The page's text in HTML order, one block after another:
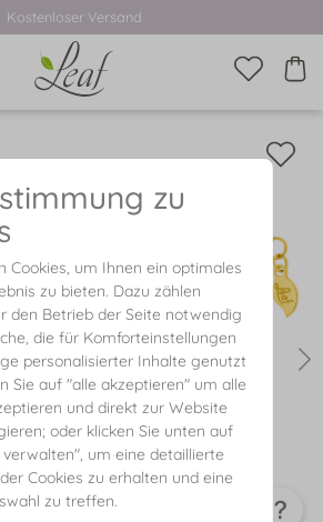
Kostenloser Versand
zu
Cookies, um Ihnen ein optimales
zu bieten. Dazu zählen
den Betrieb der Seite notwendig
die für Komforteinstellungen
personalisierter Inhalte genutzt
Sie auf "alle akzeptieren" um alle
und direkt zur Website
oder klicken Sie unten auf
um eine detaillierte
Cookies zu erhalten und eine
zu treffen.